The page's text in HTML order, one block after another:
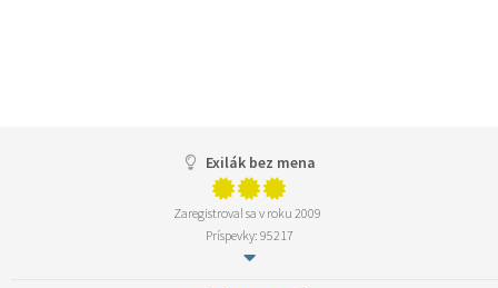
Exilák bez mena
Zaregistroval sa v roku 2009
Príspevky: 95217